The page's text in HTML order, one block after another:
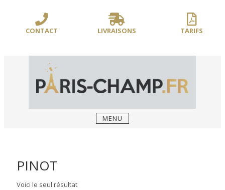
contenuCONTACT LIVRAISONS TARIFS
BOUSSOLE **/
MENU
PINOT
Voici le seul résultat